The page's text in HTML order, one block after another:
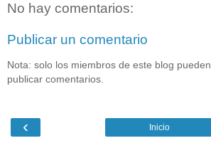
No hay comentarios:
Publicar un comentario
Nota: solo los miembros de este blog pueden
publicar comentarios.
‹ Inicio